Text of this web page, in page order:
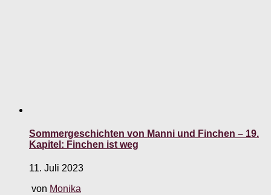
Sommergeschichten von Manni und Finchen – 19.
Kapitel: Finchen ist weg
11. Juli 2023
von Monika